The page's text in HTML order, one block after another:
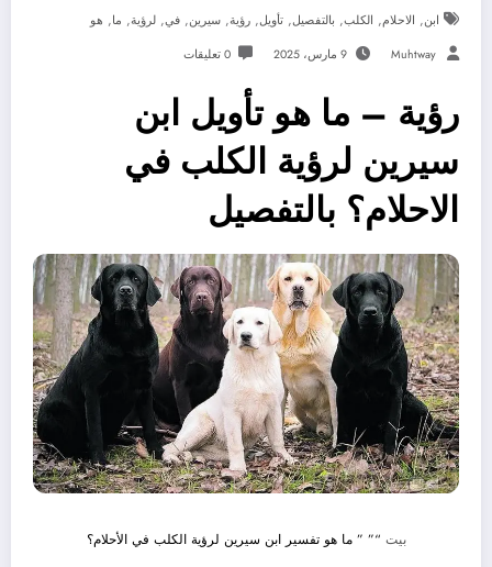
ابن, الاحلام, الكلب, بالتفصيل, تأويل, رؤية, سيرين, في, لرؤية, ما, هو
Muhtway 9 مارس، 2025 0 تعليقات
رؤية – ما هو تأويل ابن
سيرين لرؤية الكلب في
الاحلام؟ بالتفصيل
بيت “” ”ما هو تفسير ابن سيرين لرؤية الكلب في الأحلام؟